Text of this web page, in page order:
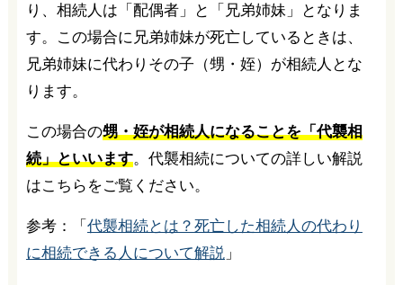
り、相続人は「配偶者」と「兄弟姉妹」となりま
す。この場合に兄弟姉妹が死亡しているときは、
兄弟姉妹に代わりその子（甥・姪）が相続人とな
ります。
この場合の甥・姪が相続人になることを「代襲相
続」といいます。代襲相続についての詳しい解説
はこちらをご覧ください。
参考：「 代襲相続とは？死亡した相続人の代わり
に相続できる人について解説 」